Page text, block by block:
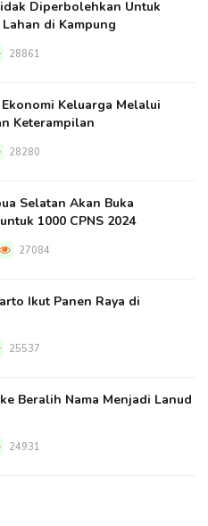
Diperbolehkan Untuk
di Kampung
28861
Keluarga Melalui
Keterampilan
28280
Selatan Akan Buka
1000 CPNS 2024
27084
Ikut Panen Raya di
25537
Beralih Nama Menjadi Lanud
24931